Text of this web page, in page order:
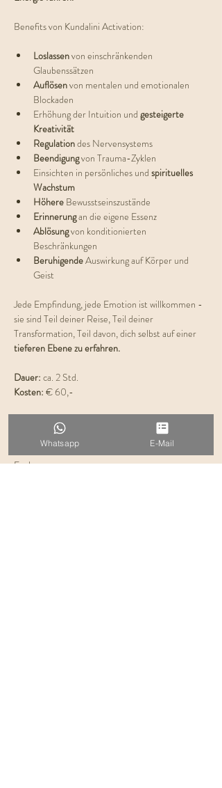
Benefits von Kundalini Activation:
Loslassen von einschränkenden
Glaubenssätzen
Auflösen von mentalen und emotionalen
Blockaden
Erhöhung der Intuition und gesteigerte
Kreativität
Regulation des Nervensystems
Beendigung von Trauma-Zyklen
Einsichten in persönliches und spirituelles
Wachstum
Höhere Bewusstseinszustände
Erinnerung an die eigene Essenz
Ablösung von konditionierten
Beschränkungen
Beruhigende Auswirkung auf Körper und
Geist
Jede Empfindung, jede Emotion ist willkommen -
sie sind Teil deiner Reise, Teil deiner
Transformation, Teil davon, dich selbst auf einer
tieferen Ebene zu erfahren.
Dauer: ca. 2 Std.
Kosten: € 60,-
Plätze begrenzt
Ich freue mich auf DICH!
Evelyn
Whatsapp E-Mail